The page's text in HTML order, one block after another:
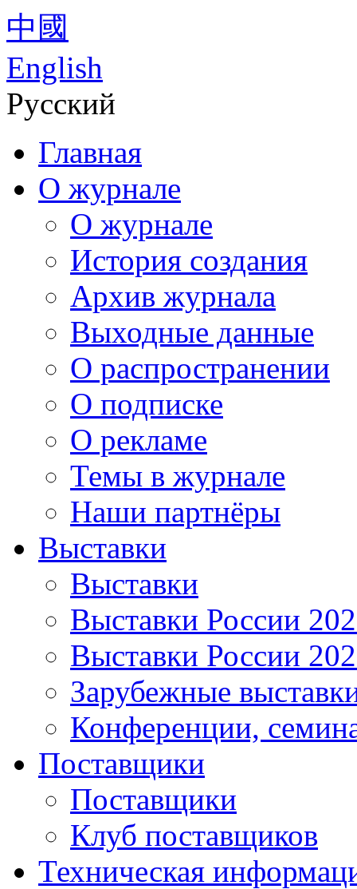
中國
English
Русский
Главная
О журнале
О журнале
История создания
Архив журнала
Выходные данные
О распространении
О подписке
О рекламе
Темы в журнале
Наши партнёры
Выставки
Выставки
Выставки России
Выставки России
Зарубежные
Конференции,
Поставщики
Поставщики
Клуб поставщиков
Техническая